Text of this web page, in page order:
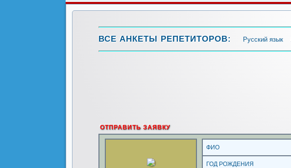
ВСЕ АНКЕТЫ РЕПЕТИТОРОВ: Русский язык
ОТПРАВИТЬ ЗАЯВКУ
ФИО
ГОД РОЖДЕНИЯ